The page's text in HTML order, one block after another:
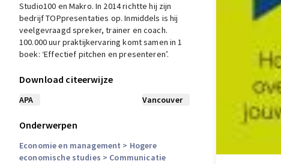
Studio100 en Makro. In 2014 richtte hij zijn
bedrijf TOPpresentaties op. Inmiddels is hij
veelgevraagd spreker, trainer en coach.
100.000 uur praktijkervaring komt samen in 1
boek: ‘Effectief pitchen en presenteren’.
Download citeerwijze
APA Vancouver
Onderwerpen
Economie en management > Hogere
economische studies > Communicatie